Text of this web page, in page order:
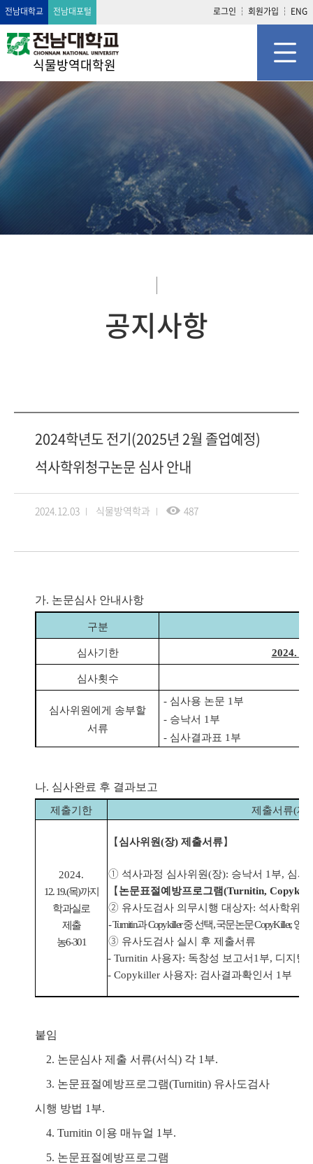
전남대학교 전남대포털 로그인 회원가입 ENG
식물방역대학원
공지사항
2024학년도 전기(2025년 2월 졸업예정)
석사학위청구논문 심사 안내
2024.12.03 식물방역학과 487
가. 논문심사 안내사항
구분
심사기한 2024.
심사횟수
심사위원에게 송부할
서류
- 심사용 논문 1 부
- 승낙서 1 부
- 심사결과표 1 부
나. 심사완료 후 결과보고
제출기한 제출서류(제
2024.
12. 19.(목)까지
학과실로
제출
농6-301
【 심사위원(장) 제출서류】
① 석사과정 심사위원(장): 승낙서 1 부, 심사
【 논문표절예방프로그램(Turnitin,
② 유사도검사 의무시행 대상자: 석사학위
-Turnitin과Copykiller중 선택,국문논문CopyKiller,영
③ 유사도검사 실시 후 제출서류
- Turnitin사용자: 독창성 보고서 1 부, 디지털
- Copykiller사용자: 검사결과확인서 1 부
붙임
2. 논문심사 제출 서류(서식) 각 1 부.
3. 논문표절예방프로그램(Turnitin) 유사도검사
시행 방법 1 부.
4. Turnitin 이용 매뉴얼 1 부.
5. 논문표절예방프로그램